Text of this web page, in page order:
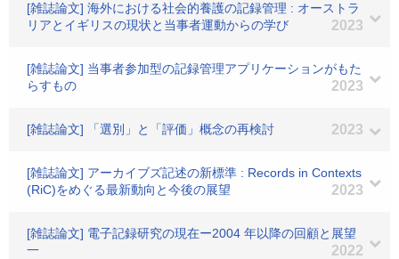
[雑誌論文] 海外における社会的養護の記録管理 : オーストラ
リアとイギリスの現状と当事者運動からの学び
2023
[雑誌論文] 当事者参加型の記録管理アプリケーションがもた
らすもの
2023
[雑誌論文] 「選別」と「評価」概念の再検討 2023
[雑誌論文] アーカイブズ記述の新標準 : Records in Contexts
(RiC)をめぐる最新動向と今後の展望
2023
[雑誌論文] 電子記録研究の現在ー2004 年以降の回顧と展望
一
2022